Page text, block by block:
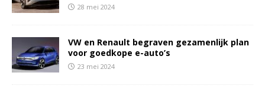
28 mei 2024
VW en Renault begraven gezamenlijk plan
voor goedkope e-auto’s
23 mei 2024